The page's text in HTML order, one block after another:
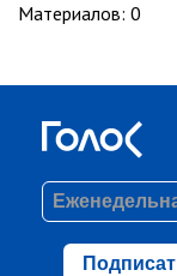
Материалов: 0